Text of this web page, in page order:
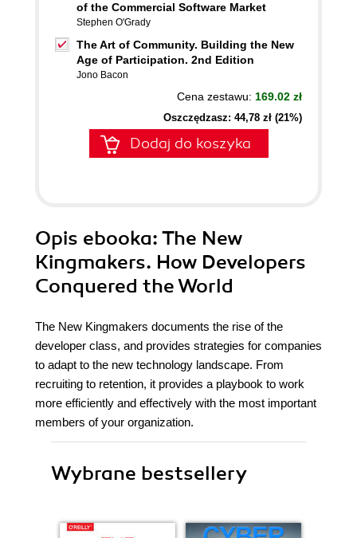
of the Commercial Software Market
Stephen O'Grady
The Art of Community. Building the New
Age of Participation. 2nd Edition
Jono Bacon
Cena zestawu: 169.02 zł
Oszczędzasz: 44,78 zł (21%)
Dodaj do koszyka
Opis ebooka: The New
Kingmakers. How Developers
Conquered the World
The New Kingmakers documents the rise of the
developer class, and provides strategies for companies
to adapt to the new technology landscape. From
recruiting to retention, it provides a playbook to work
more efficiently and effectively with the most important
members of your organization.
Wybrane bestsellery